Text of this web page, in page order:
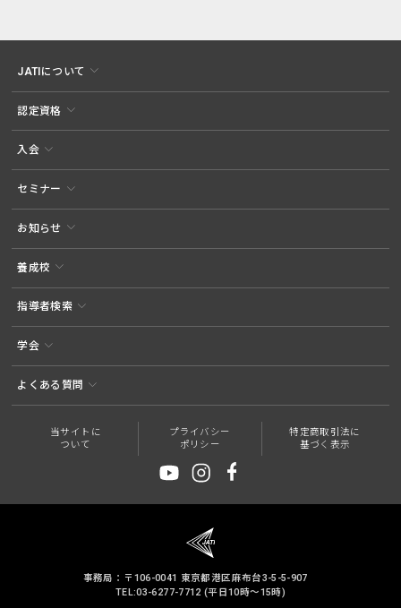
JATIについて
認定資格
入会
セミナー
お知らせ
養成校
指導者検索
学会
よくある質問
当サイトに
ついて
プライバシー
ポリシー
特定商取引法に
基づく表示
事務局：〒106-0041 東京都港区麻布台3-5-5-907
TEL:03-6277-7712 (平日10時～15時)